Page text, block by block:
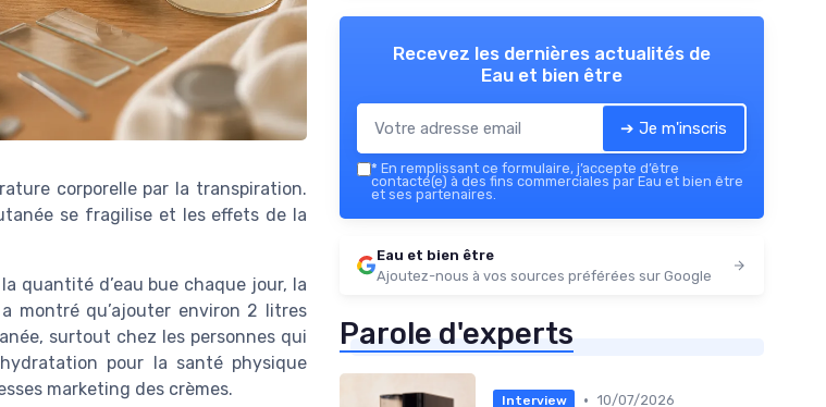
corporelle par la transpiration.
se fragilise et les effets de la
quantité d’eau bue chaque jour, la
montré qu’ajouter environ 2 litres
surtout chez les personnes qui
pour la santé physique
marketing des crèmes.
Recevez les dernières actualités de
Eau et bien être
➔ Je m'inscris
* En remplissant ce formulaire, j’accepte d’être
contacté(e) à des fins commerciales par Eau et bien être
et ses partenaires.
Eau et bien être
Ajoutez-nous à vos sources préférées sur Google
Parole d'experts
Interview • 10/07/2026